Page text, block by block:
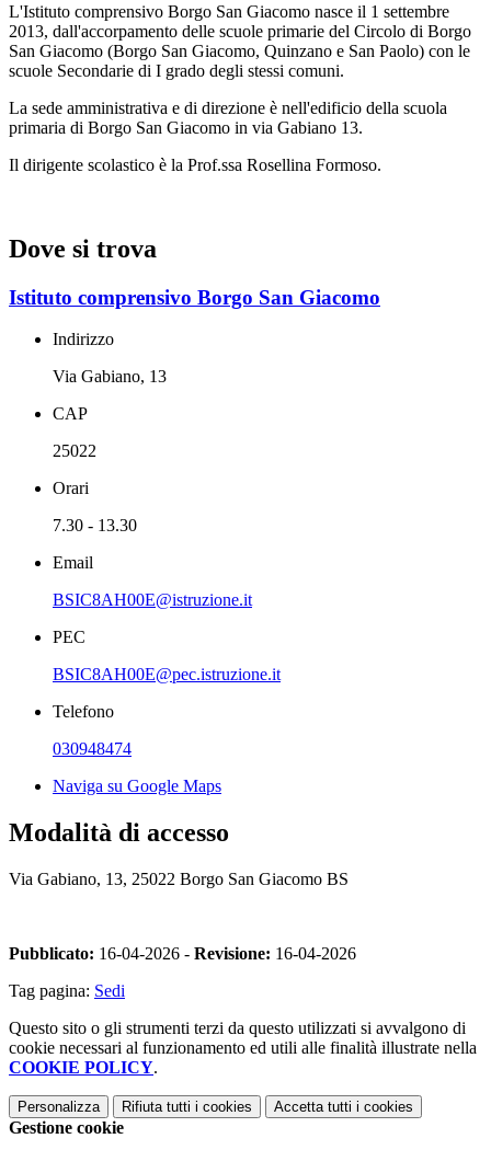
L'Istituto comprensivo Borgo San Giacomo nasce il 1 settembre
2013, dall'accorpamento delle scuole primarie del Circolo di Borgo
San Giacomo (Borgo San Giacomo, Quinzano e San Paolo) con le
scuole Secondarie di I grado degli stessi comuni.
La sede amministrativa e di direzione è nell'edificio della scuola
primaria di Borgo San Giacomo in via Gabiano 13.
Il dirigente scolastico è la Prof.ssa Rosellina Formoso.
Dove si trova
Istituto comprensivo Borgo San Giacomo
Indirizzo
Via Gabiano, 13
CAP
25022
Orari
7.30 - 13.30
Email
BSIC8AH00E@istruzione.it
PEC
BSIC8AH00E@pec.istruzione.it
Telefono
030948474
Naviga su Google Maps
Modalità di accesso
Via Gabiano, 13, 25022 Borgo San Giacomo BS
Pubblicato: 16-04-2026 - Revisione: 16-04-2026
Tag pagina: Sedi
Questo sito o gli strumenti terzi da questo utilizzati si avvalgono di
cookie necessari al funzionamento ed utili alle finalità illustrate nella
COOKIE POLICY.
Personalizza Rifiuta tutti i cookies Accetta tutti i cookies
Gestione cookie